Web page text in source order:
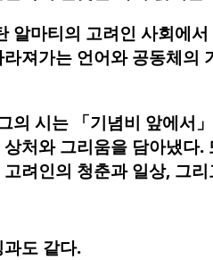
알마티의 고려인 사회에
져가는 언어와 공동체
의 시는 「기념비 앞에서
처와 그리움을 담아냈
려인의 청춘과 일상, 그
도 같다.